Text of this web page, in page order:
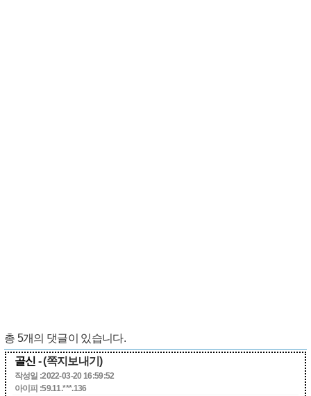
총 5개의 댓글이 있습니다.
골신 - (쪽지보내기)
작성일 :2022-03-20 16:59:52
아이피 :59.11.***.136